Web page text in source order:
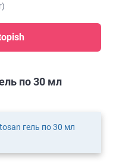
по 30 мл
гель по 30 мл